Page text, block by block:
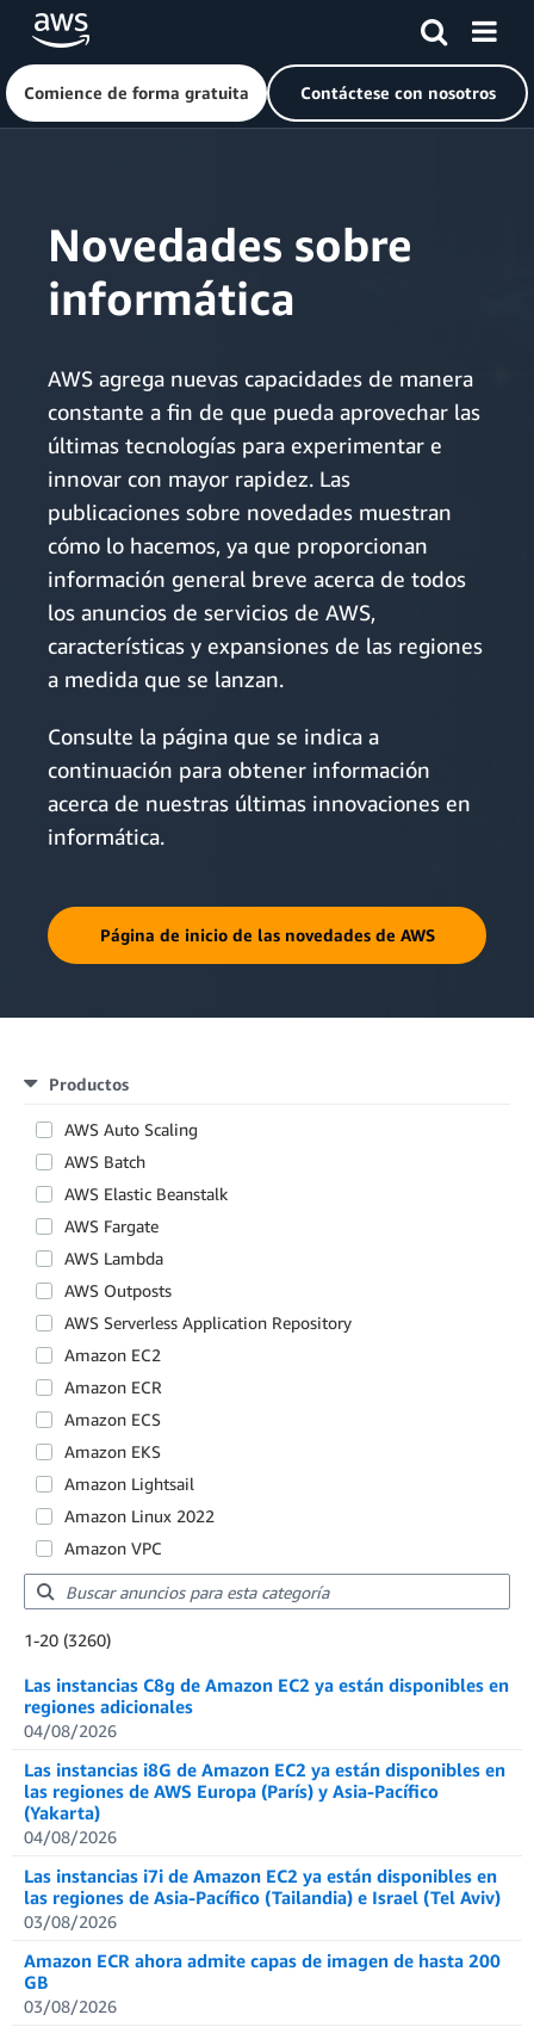
Comience de forma gratuita Contáctese con nosotros
Novedades sobre
informática
AWS agrega nuevas capacidades de manera
constante a fin de que pueda aprovechar las
últimas tecnologías para experimentar e
innovar con mayor rapidez. Las
publicaciones sobre novedades muestran
cómo lo hacemos, ya que proporcionan
información general breve acerca de todos
los anuncios de servicios de AWS,
características y expansiones de las regiones
a medida que se lanzan.
Consulte la página que se indica a
continuación para obtener información
acerca de nuestras últimas innovaciones en
informática.
Página de inicio de las novedades de AWS
Productos
AWS Auto Scaling
AWS Batch
AWS Elastic Beanstalk
AWS Fargate
AWS Lambda
AWS Outposts
AWS Serverless Application Repository
Amazon EC2
Amazon ECR
Amazon ECS
Amazon EKS
Amazon Lightsail
Amazon Linux 2022
Amazon VPC
1-20 (3260)
Showing results: 1-20
Las instancias C8g de Amazon EC2 ya están disponibles en
regiones adicionales
04/08/2026
Las instancias i8G de Amazon EC2 ya están disponibles en
las regiones de AWS Europa (París) y Asia-Pacífico
(Yakarta)
04/08/2026
Las instancias i7i de Amazon EC2 ya están disponibles en
las regiones de Asia-Pacífico (Tailandia) e Israel (Tel Aviv)
03/08/2026
Amazon ECR ahora admite capas de imagen de hasta 200
GB
03/08/2026